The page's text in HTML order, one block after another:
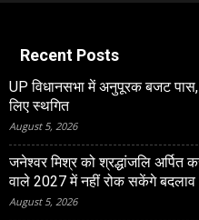
Recent Posts
UP विधानसभा में अनुपूरक बजट
लिए स्थगित
August 5, 2026
जनेश्‍वर मिश्र को श्रद्धांजलि
वाले 2027 में नहीं रोक सकेंगे बदलाव
August 5, 2026